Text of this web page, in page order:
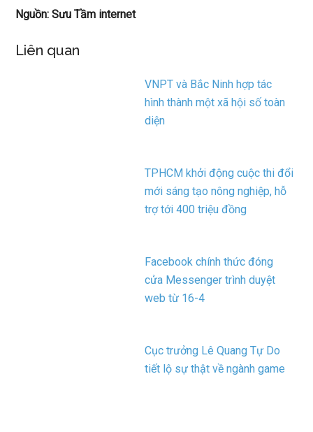
Nguồn: Sưu Tầm internet
Liên quan
VNPT và Bắc Ninh hợp tác
hình thành một xã hội số toàn
diện
TPHCM khởi động cuộc thi đổi
mới sáng tạo nông nghiệp, hỗ
trợ tới 400 triệu đồng
Facebook chính thức đóng
cửa Messenger trình duyệt
web từ 16-4
Cục trưởng Lê Quang Tự Do
tiết lộ sự thật về ngành game